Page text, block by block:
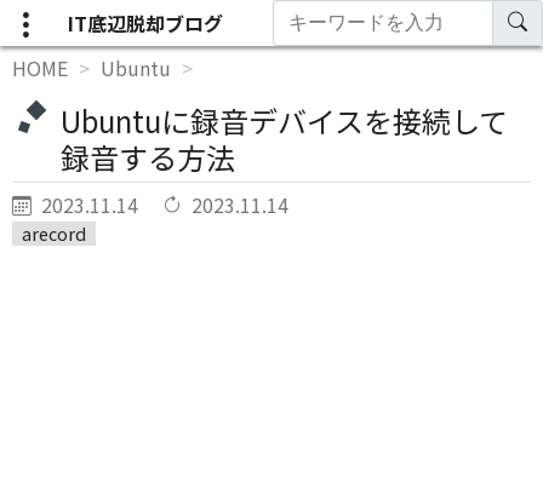
IT底辺脱却ブログ
HOME
Ubuntu
Ubuntuに録音デバイスを接続して
録音する方法
2023.11.14 2023.11.14
arecord